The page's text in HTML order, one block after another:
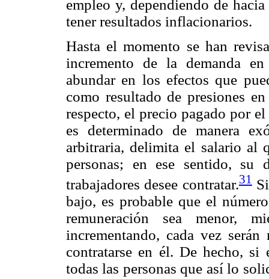
empleo y, dependiendo de
tener resultados inflacionarios.
Hasta el momento se han
incremento de la demanda
abundar en los efectos que
como resultado de presiones
respecto, el precio pagado por
es determinado de manera
arbitraria, delimita el salario al
personas; en ese sentido, su
trabajadores desee contratar.31Si
bajo, es probable que el
remuneración sea menor,
incrementando, cada vez serán
contratarse en él. De hecho, si
todas las personas que así lo